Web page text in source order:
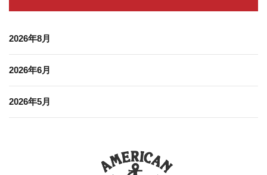
2026年8月
2026年6月
2026年5月